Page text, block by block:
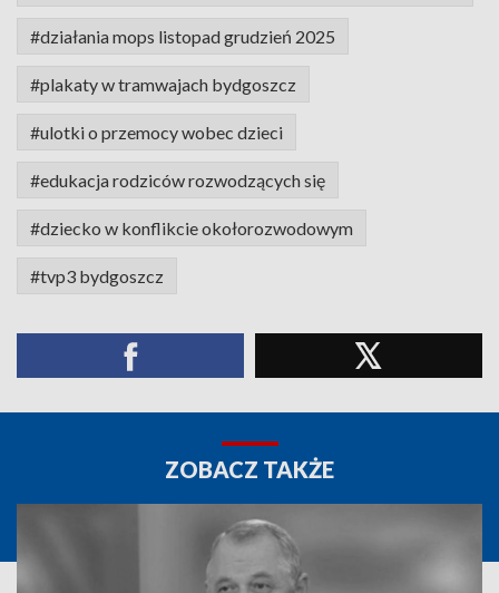
#działania mops listopad grudzień 2025
#plakaty w tramwajach bydgoszcz
#ulotki o przemocy wobec dzieci
#edukacja rodziców rozwodzących się
#dziecko w konflikcie okołorozwodowym
#tvp3 bydgoszcz
ZOBACZ TAKŻE